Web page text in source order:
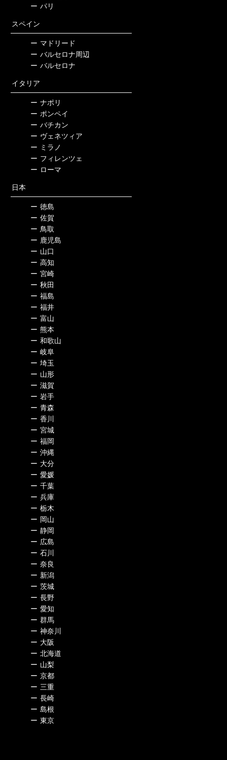
ー パリ
スペイン
ー マドリード
ー バルセロナ周辺
ー バルセロナ
イタリア
ー ナポリ
ー ポンペイ
ー バチカン
ー ヴェネツィア
ー ミラノ
ー フィレンツェ
ー ローマ
日本
ー 徳島
ー 佐賀
ー 鳥取
ー 鹿児島
ー 山口
ー 高知
ー 宮崎
ー 秋田
ー 福島
ー 福井
ー 富山
ー 熊本
ー 和歌山
ー 岐阜
ー 埼玉
ー 山形
ー 滋賀
ー 岩手
ー 青森
ー 香川
ー 宮城
ー 福岡
ー 沖縄
ー 大分
ー 愛媛
ー 千葉
ー 兵庫
ー 栃木
ー 岡山
ー 静岡
ー 広島
ー 石川
ー 奈良
ー 新潟
ー 茨城
ー 長野
ー 愛知
ー 群馬
ー 神奈川
ー 大阪
ー 北海道
ー 山梨
ー 京都
ー 三重
ー 長崎
ー 島根
ー 東京